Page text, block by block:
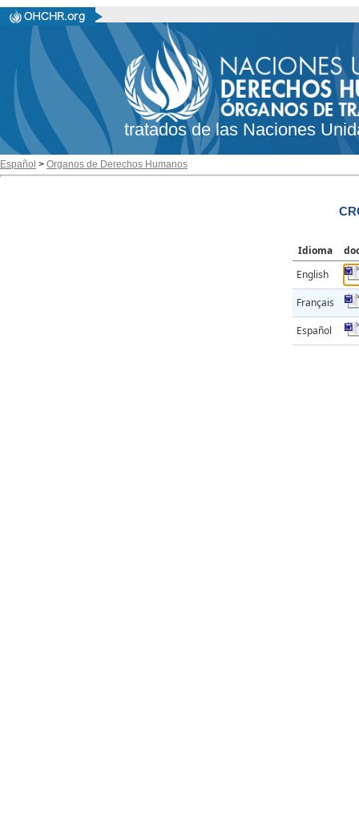
tratados de las Naciones
Español > Organos de Derechos Humanos
Idioma
English
Français
Español